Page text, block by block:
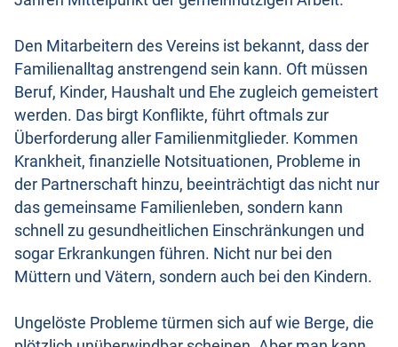
Den Mitarbeitern des Vereins ist bekannt, dass der
Familienalltag anstrengend sein kann. Oft müssen
Beruf, Kinder, Haushalt und Ehe zugleich gemeistert
werden. Das birgt Konflikte, führt oftmals zur
Überforderung aller Familienmitglieder. Kommen
Krankheit, finanzielle Notsituationen, Probleme in
der Partnerschaft hinzu, beeinträchtigt das nicht nur
das gemeinsame Familienleben, sondern kann
schnell zu gesundheitlichen Einschränkungen und
sogar Erkrankungen führen. Nicht nur bei den
Müttern und Vätern, sondern auch bei den Kindern.
Ungelöste Probleme türmen sich auf wie Berge, die